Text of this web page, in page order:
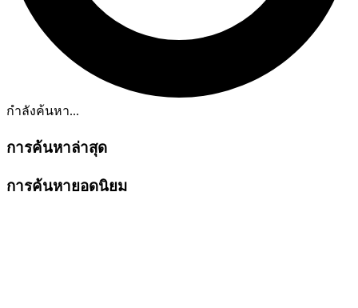
กำลังค้นหา...
การค้นหาล่าสุด
การค้นหายอดนิยม